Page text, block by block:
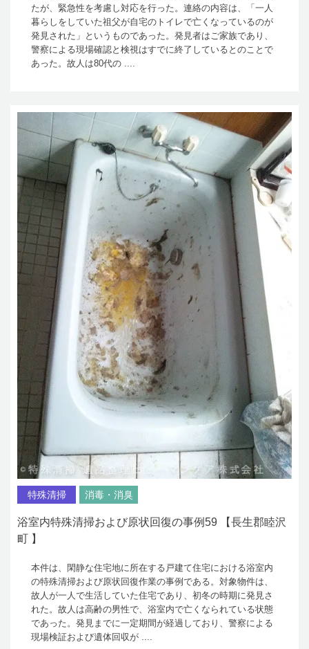
たが、緊急性を考慮し対応を行った。連絡の内容は、「一人
暮らしをしていた祖父が自宅のトイレで亡くなっているのが
発見された」というものであった。発見者はご家族であり、
警察による現場確認と検視はすでに終了しているとのことで
あった。故人は80代の ....
特殊清掃 消毒・消臭
浴室内特殊清掃および原状回復の事例59 【長生郡睦沢
町 】
本件は、閑静な住宅地に所在する戸建て住宅における浴室内
の特殊清掃および原状回復作業の事例である。対象物件は、
故人が一人で生活していた住宅であり、初冬の時期に発見さ
れた。故人は高齢の男性で、浴室内で亡くなられている状態
であった。発見までに一定期間が経過しており、警察による
現場検証および遺体回収が ....